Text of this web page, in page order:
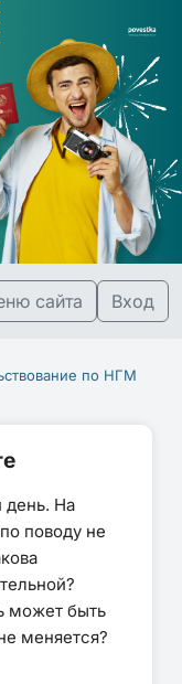
сайта Вход
по НГМ
день. На
поводу не
может быть
меняется?